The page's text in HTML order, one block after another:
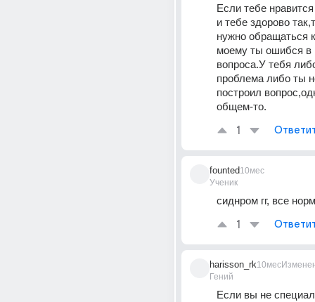
Если тебе
и тебе здорово
нужно обращаться
моему ты ошибся в
вопроса.У тебя
проблема либо ты
построил
общем-то.
1
founted
Ученик
10мес
сиднром гг, все норм
1
harisson_rk
Гений
10мес
Если вы не